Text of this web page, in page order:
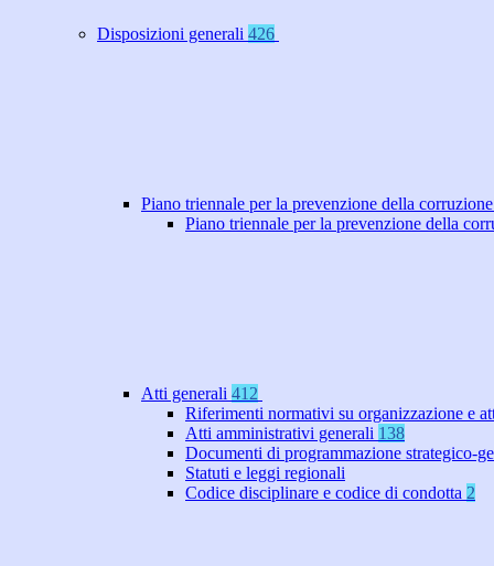
Disposizioni generali 426
Piano triennale per la prevenzione della
Piano triennale per la prevenzione della
Atti generali 412
Riferimenti normativi su organizzazione e
Atti amministrativi generali 138
Documenti di programmazione strategico-
Statuti e leggi regionali
Codice disciplinare e codice di condotta 2